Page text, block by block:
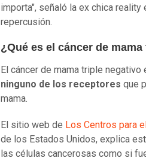
importa", señaló la ex chica
repercusión.
¿Qué es el cáncer de
El cáncer de mama triple negativo
ninguno de los receptores que
mama.
El sitio web de Los Centros para
de los Estados Unidos, explica
las células cancerosas como si